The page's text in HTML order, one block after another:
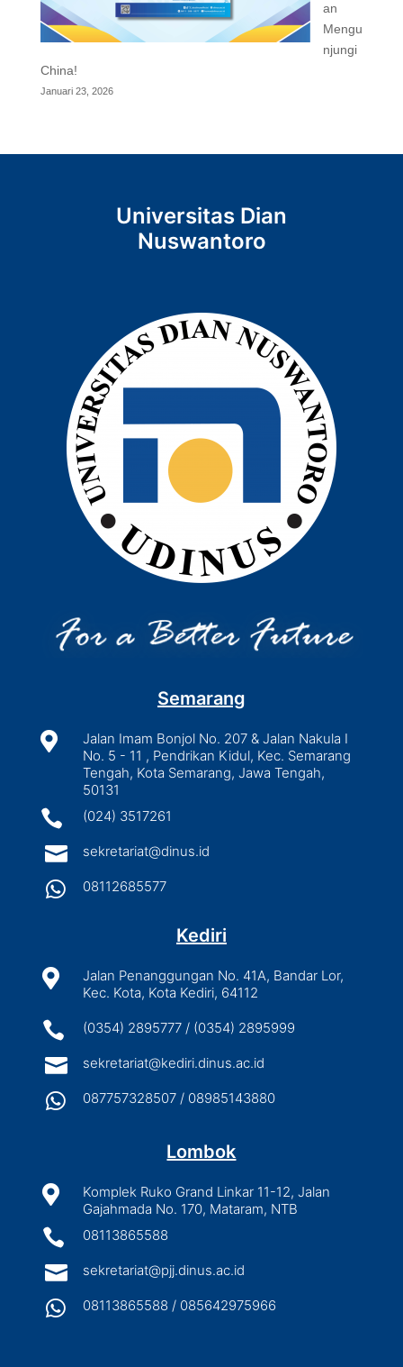
an
Mengu
njungi
China!
Januari 23, 2026
Universitas Dian
Nuswantoro
Semarang

Jalan Imam Bonjol No. 207 & Jalan Nakula I
No. 5 - 11 , Pendrikan Kidul, Kec. Semarang
Tengah, Kota Semarang, Jawa Tengah,
50131
 (024) 3517261
 sekretariat@dinus.id
 08112685577
Kediri

Jalan Penanggungan No. 41A, Bandar Lor,
Kec. Kota, Kota Kediri, 64112
 (0354) 2895777 / (0354) 2895999
 sekretariat@kediri.dinus.ac.id
 087757328507 / 08985143880
Lombok

Komplek Ruko Grand Linkar 11-12, Jalan
Gajahmada No. 170, Mataram, NTB
 08113865588
 sekretariat@pjj.dinus.ac.id
 08113865588 / 085642975966